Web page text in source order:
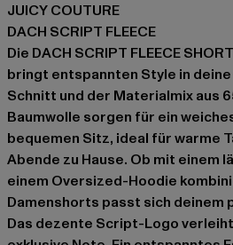
JUICY COUTURE
DACH SCRIPT FLEECE
Die DACH SCRIPT FLEECE
bringt entspannten Style in
Schnitt und der Materialmix aus
Baumwolle sorgen für ein
bequemen Sitz, ideal für warme
Abende zu Hause. Ob mit einem
einem Oversized-Hoodie
Damenshorts passt sich deinem
Das dezente Script-Logo